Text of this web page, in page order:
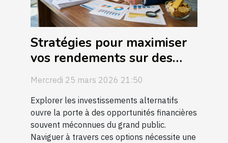
Stratégies pour maximiser
vos rendements sur des
investissements alternatifs
Mercredi 25 mars 2026 21:50
Explorer les investissements alternatifs
ouvre la porte à des opportunités financières
souvent méconnues du grand public.
Naviguer à travers ces options nécessite une